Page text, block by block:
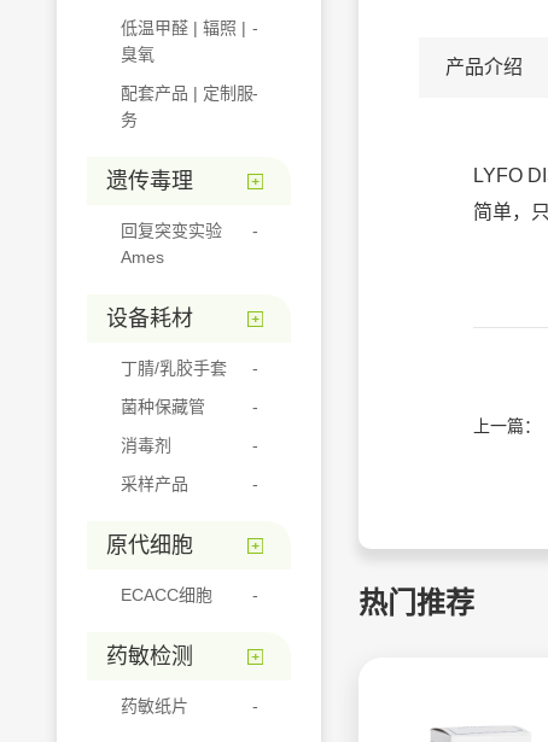
低温甲醛 | 辐照 |
臭氧
配套产品 | 定制服
务
遗传毒理
回复突变实验
Ames
设备耗材
丁腈/乳胶手套
菌种保藏管
消毒剂
采样产品
原代细胞
ECACC细胞
药敏检测
药敏纸片
产品介绍
LYFO
简单，
上一篇：
热门推荐